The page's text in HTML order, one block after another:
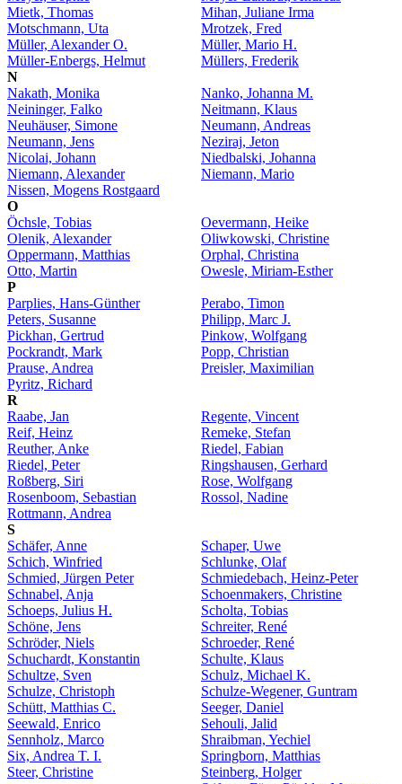
Mietk, Thomas
Mihan, Juliane Irma
Motschmann, Uta
Mrotzek, Fred
Müller, Alexander O.
Müller, Mario H.
Müller-Enbergs, Helmut
Müllers, Frederik
N
Nakath, Monika
Nanko, Johanna M.
Neininger, Falko
Neitmann, Klaus
Neuhäuser, Simone
Neumann, Andreas
Neumann, Jens
Neziraj, Jeton
Nicolai, Johann
Niedbalski, Johanna
Niemann, Alexander
Niemann, Mario
Nissen, Mogens Rostgaard
O
Öchsle, Tobias
Oevermann, Heike
Olenik, Alexander
Oliwkowski, Christine
Oppermann, Matthias
Orphal, Christina
Otto, Martin
Owesle, Miriam-Esther
P
Parplies, Hans-Günther
Perabo, Timon
Peters, Susanne
Philipp, Marc J.
Pickhan, Gertrud
Pinkow, Wolfgang
Pockrandt, Mark
Popp, Christian
Prause, Andrea
Preisler, Maximilian
Pyritz, Richard
R
Raabe, Jan
Regente, Vincent
Reif, Heinz
Remeke, Stefan
Reuther, Anke
Riedel, Fabian
Riedel, Peter
Ringshausen, Gerhard
Roßberg, Siri
Rose, Wolfgang
Rosenboom, Sebastian
Rossol, Nadine
Rottmann, Andrea
S
Schäfer, Anne
Schaper, Uwe
Schich, Winfried
Schlunke, Olaf
Schmied, Jürgen Peter
Schmiedebach, Heinz-Peter
Schnabel, Anja
Schoenmakers, Christine
Schoeps, Julius H.
Scholta, Tobias
Schöne, Jens
Schreiter, René
Schröder, Niels
Schroeder, René
Schuchardt, Konstantin
Schulte, Klaus
Schultze, Sven
Schulz, Michael K.
Schulze, Christoph
Schulze-Wegener, Guntram
Schütt, Matthias C.
Seeger, Daniel
Seewald, Enrico
Sehouli, Jalid
Sennholz, Marco
Shraibman, Yechiel
Six, Andrea T. I.
Springborn, Matthias
Steer, Christine
Steinberg, Holger